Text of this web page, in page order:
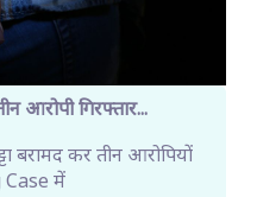
आरोपी गिरफ्तार...
बरामद कर तीन आरोपियों
Case में